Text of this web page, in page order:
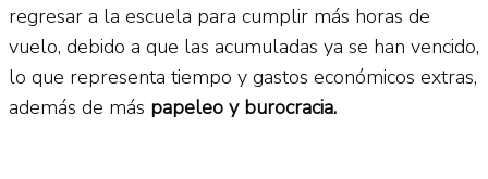
regresar a la escuela para cumplir más horas de
vuelo, debido a que las acumuladas ya se han vencido,
lo que representa tiempo y gastos económicos extras,
además de más papeleo y burocracia.